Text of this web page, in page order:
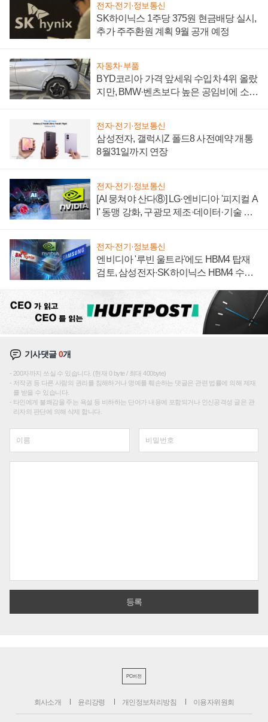
전자·전기·정보통신
SK하이닉스 1주당 375원 현금배당 실시,
추가 주주환원 계획 9월 공개 예정
자동차·부품
BYD코리아 가격 앞세워 수입차 4위 올랐
지만, BMW·벤츠보다 높은 공임비에 소비
전자·전기·정보통신
삼성전자, 갤럭시Z 폴드8 사전예약 개통
8월31일까지 연장
전자·전기·정보통신
[AI 뭉쳐야 산다⑧] LG·엔비디아 '피지컬 A
I' 동맹 강화, 구광모 제조·데이터·기술 결
전자·전기·정보통신
엔비디아 '루빈 울트라'에도 HBM4 탑재
검토, 삼성전자·SK하이닉스 HBM4 수율
기사댓글0개
200자까지 쓰실 수 있습니다. (현재 0 byte / 최대 400byte)
저작권 등 다른 사람의 권리를 침해하거나 명예를 훼손하는 댓글은 관련 법률에 의해 제재
를 받을 수 있습니다.
타인에게 불쾌감을 주는 욕설 등 비하하는 단어가 내용에 포함되거나 인신공격성 글은 관
리자의 판단에 의해 삭제 합니다.
PC버전
회사소개 윤리강령 개인정보처리방침 이용자위원회